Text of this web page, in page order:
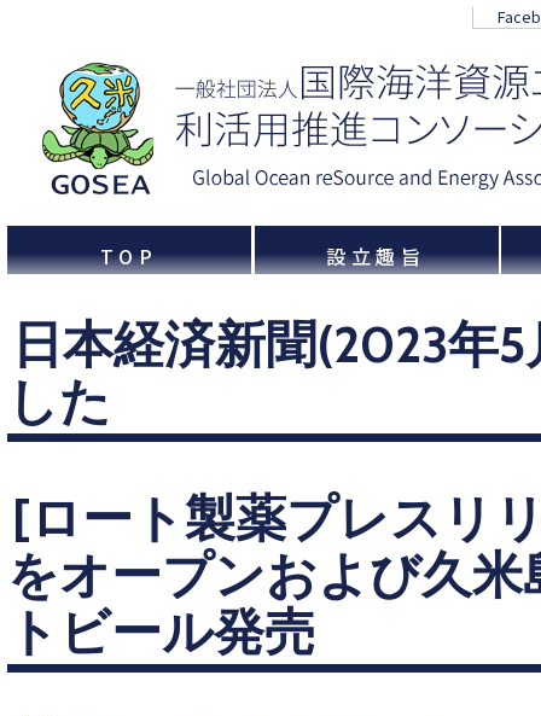
TOP 設立趣旨
日本経済新聞(2023年
した
[ロート製薬プレスリ
をオープンおよび久
トビール発売